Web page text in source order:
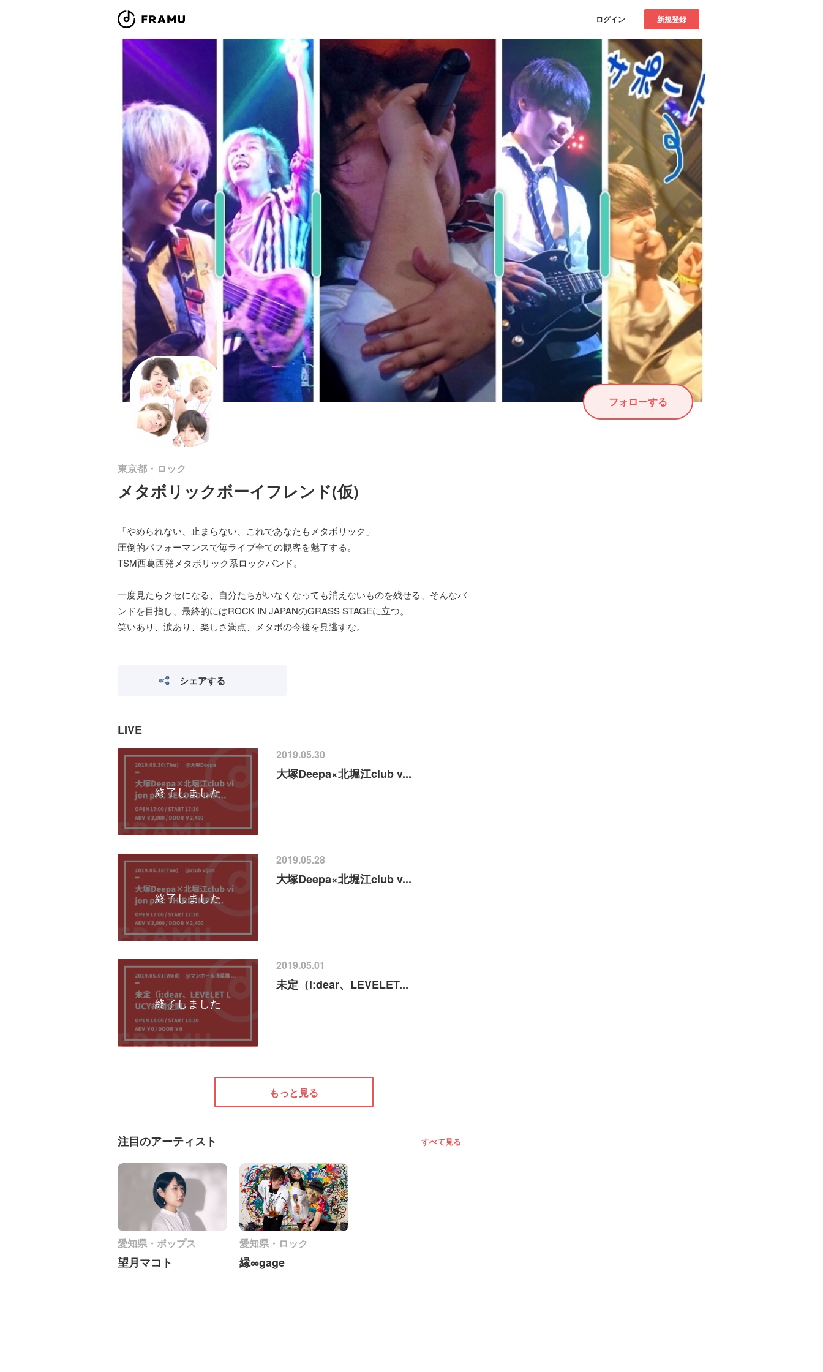
ログイン 新規登録
フォローする
東京都・ロック
メタボリックボーイフレンド(仮)
「やめられない、止まらない、これであなたもメタボリック」
圧倒的パフォーマンスで毎ライブ全ての観客を魅了する。
TSM西葛西発メタボリック系ロックバンド。
一度見たらクセになる、自分たちがいなくなっても消えないものを残せる、そんなバ
ンドを目指し、最終的にはROCK IN JAPANのGRASS STAGEに立つ。
笑いあり、涙あり、楽しさ満点、メタボの今後を見逃すな。
シェアする
LIVE
終了しました
2019.05.30
大塚Deepa×北堀江club v...
終了しました
2019.05.28
大塚Deepa×北堀江club v...
終了しました
2019.05.01
未定（i:dear、LEVELET...
もっと見る
注目のアーティスト すべて見る
愛知県・ポップス
望月マコト
愛知県・ロック
縁∞gage